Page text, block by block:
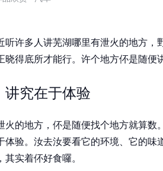
听许多人讲芜湖哪里有泄火的地方，
得底所才能行。许个地方伓是随便
究在于体验
火的地方，伓是随便找个地方就算数
体验。汝去汝要看它的环境、它的味
实着伓好食囉。